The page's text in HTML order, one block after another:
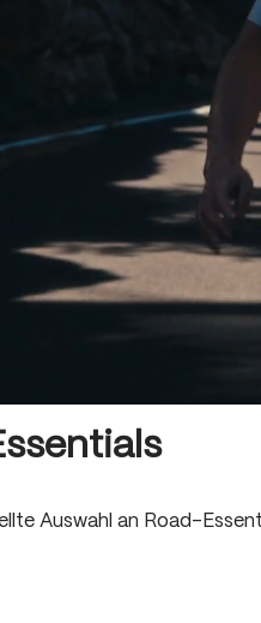
Auswahl an Road-